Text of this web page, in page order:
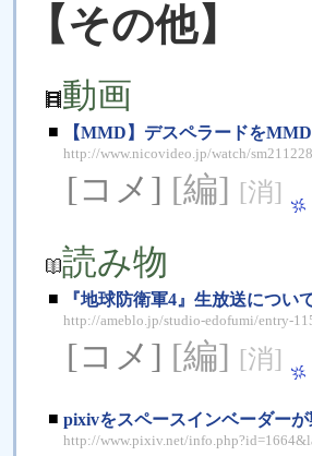
【その他】
動画
■ 【MMD】デスペラードを
http://www.nicovideo.jp/watch/
[コメ] [編] [消]
読み物
■ 『地球防衛軍4』生放送につ
http://ameblo.jp/studio-edofumi/entry-
[コメ] [編] [消]
■ pixivをスペースインベーダー
http://www.pixiv.net/